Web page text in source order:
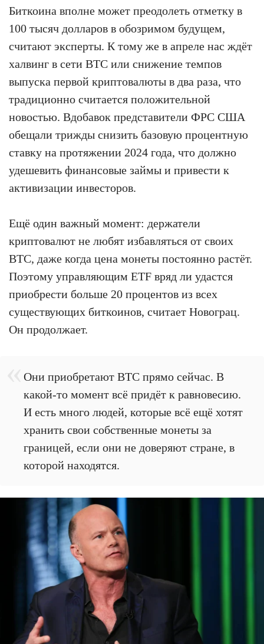
Биткоина вполне может преодолеть отметку в
100 тысяч долларов в обозримом будущем,
считают эксперты. К тому же в апреле нас ждёт
халвинг в сети BTC или снижение темпов
выпуска первой криптовалюты в два раза, что
традиционно считается положительной
новостью. Вдобавок представители ФРС США
обещали трижды снизить базовую процентную
ставку на протяжении 2024 года, что должно
удешевить финансовые займы и привести к
активизации инвесторов.
Ещё один важный момент: держатели
криптовалют не любят избавляться от своих
BTC, даже когда цена монеты постоянно растёт.
Поэтому управляющим ETF вряд ли удастся
приобрести больше 20 процентов из всех
существующих биткоинов, считает Новограц.
Он продолжает.
Они приобретают BTC прямо сейчас. В
какой-то момент всё придёт к равновесию.
И есть много людей, которые всё ещё хотят
хранить свои собственные монеты за
границей, если они не доверяют стране, в
которой находятся.